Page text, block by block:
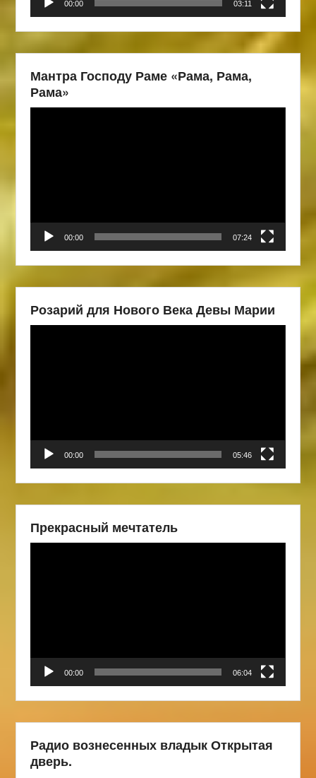
00:00 03:11
Мантра Господу Раме «Рама, Рама,
Рама»
00:00 07:24
Розарий для Нового Века Девы Марии
00:00 05:46
Прекрасный мечтатель
00:00 06:04
Радио вознесенных владык Открытая
дверь.